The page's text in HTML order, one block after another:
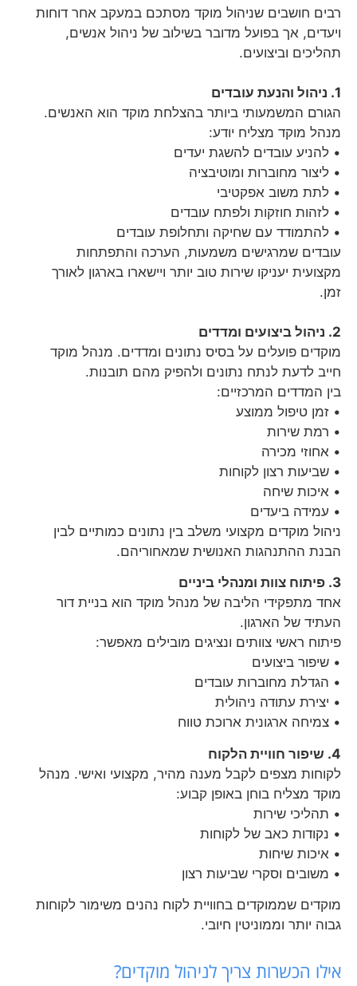
רבים חושבים שניהול מוקד מסתכם במעקב אחר דוחות
ויעדים, אך בפועל מדובר בשילוב של ניהול אנשים,
תהליכים וביצועים.
1. ניהול והנעת עובדים
הגורם המשמעותי ביותר בהצלחת מוקד הוא האנשים.
מנהל מוקד מצליח יודע:
• להניע עובדים להשגת יעדים
• ליצור מחוברות ומוטיבציה
• לתת משוב אפקטיבי
• לזהות חוזקות ולפתח עובדים
• להתמודד עם שחיקה ותחלופת עובדים
עובדים שמרגישים משמעות, הערכה והתפתחות
מקצועית יעניקו שירות טוב יותר ויישארו בארגון לאורך
זמן.
2. ניהול ביצועים ומדדים
מוקדים פועלים על בסיס נתונים ומדדים. מנהל מוקד
חייב לדעת לנתח נתונים ולהפיק מהם תובנות.
בין המדדים המרכזיים:
• זמן טיפול ממוצע
• רמת שירות
• אחוזי מכירה
• שביעות רצון לקוחות
• איכות שיחה
• עמידה ביעדים
ניהול מוקדים מקצועי משלב בין נתונים כמותיים לבין
הבנת ההתנהגות האנושית שמאחוריהם.
3. פיתוח צוות ומנהלי ביניים
אחד מתפקידי הליבה של מנהל מוקד הוא בניית דור
העתיד של הארגון.
פיתוח ראשי צוותים ונציגים מובילים מאפשר:
• שיפור ביצועים
• הגדלת מחוברות עובדים
• יצירת עתודה ניהולית
• צמיחה ארגונית ארוכת טווח
4. שיפור חוויית הלקוח
לקוחות מצפים לקבל מענה מהיר, מקצועי ואישי. מנהל
מוקד מצליח בוחן באופן קבוע:
• תהליכי שירות
• נקודות כאב של לקוחות
• איכות שיחות
• משובים וסקרי שביעות רצון
מוקדים שממוקדים בחוויית לקוח נהנים משימור לקוחות
גבוה יותר וממוניטין חיובי.
אילו הכשרות צריך לניהול מוקדים?